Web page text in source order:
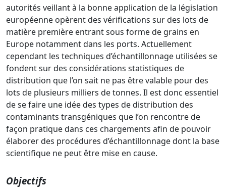
autorités veillant à la bonne application de la législation
européenne opèrent des vérifications sur des lots de
matière première entrant sous forme de grains en
Europe notamment dans les ports. Actuellement
cependant les techniques d’échantillonnage utilisées se
fondent sur des considérations statistiques de
distribution que l’on sait ne pas être valable pour des
lots de plusieurs milliers de tonnes. Il est donc essentiel
de se faire une idée des types de distribution des
contaminants transgéniques que l’on rencontre de
façon pratique dans ces chargements afin de pouvoir
élaborer des procédures d’échantillonnage dont la base
scientifique ne peut être mise en cause.
Objectifs